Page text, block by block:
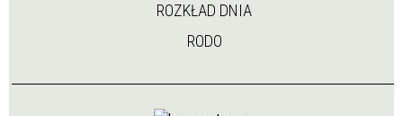
ROZKŁAD DNIA
RODO